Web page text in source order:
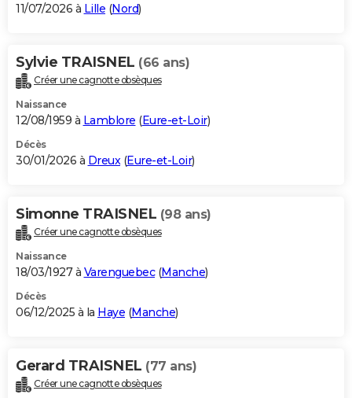
BONS PLANS
Carte de Noël
Carte Bonne année
Carte Saint-Valentin
Carte Pâques
Carte d'anniversaire
DICTIONNAIRE
Dictionnaire
Biographies
Citations
Expressions
Proverbes
PROGRAMME TV
S'inscrire
Se connecter
Lycées
Collèges
Primaires
Universités
Entreprises
Service militaire
Avis de recherche
AVIS DE DÉCÈS
Bricolage
Lifestyle
Culture
Sport
Auto
Television
Voyage
Cinema
11/07/2026 à Lille (Nord)
Sylvie TRAISNEL (66 ans)
Créer une cagnotte obsèques
Naissance
12/08/1959 à Lamblore (Eure-et-Loir)
Décès
30/01/2026 à Dreux(Eure-et-Loir)
Simonne TRAISNEL (98 ans)
Créer une cagnotte obsèques
Naissance
18/03/1927 à Varenguebec(Manche)
Décès
06/12/2025 à la Haye (Manche)
Gerard TRAISNEL (77 ans)
Créer une cagnotte obsèques